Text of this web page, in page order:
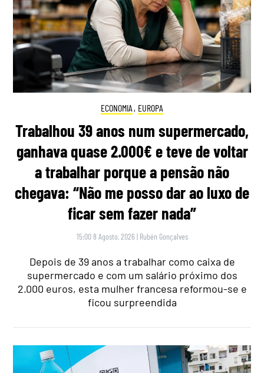
ECONOMIA , EUROPA
Trabalhou 39 anos num supermercado,
ganhava quase 2.000€ e teve de voltar
a trabalhar porque a pensão não
chegava: “Não me posso dar ao luxo de
ficar sem fazer nada”
15:00 8 Agosto, 2026 | Rubén Gonçalves
Depois de 39 anos a trabalhar como caixa de
supermercado e com um salário próximo dos
2.000 euros, esta mulher francesa reformou-se e
ficou surpreendida